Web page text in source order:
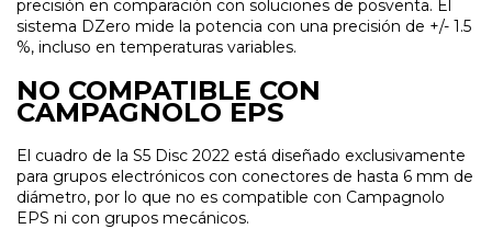
precisión en comparación con soluciones de posventa. El
sistema DZero mide la potencia con una precisión de +/- 1.5
%, incluso en temperaturas variables.
NO COMPATIBLE CON
CAMPAGNOLO EPS
El cuadro de la S5 Disc 2022 está diseñado exclusivamente
para grupos electrónicos con conectores de hasta 6 mm de
diámetro, por lo que no es compatible con Campagnolo
EPS ni con grupos mecánicos.